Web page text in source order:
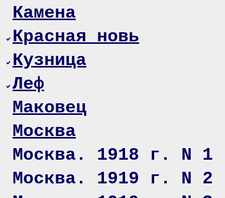
Камена
Красная новь
Кузница
Леф
Маковец
Москва
Москва. 1918 г. N 1
Москва. 1919 г. N 2